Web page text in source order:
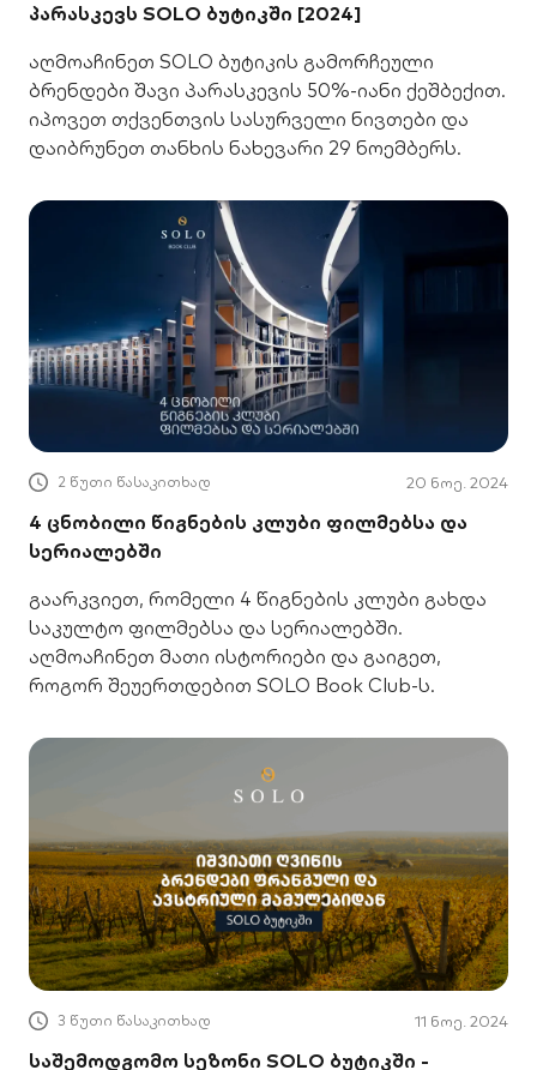
პარასკევს SOLO ბუტიკში [2024]
აღმოაჩინეთ SOLO ბუტიკის გამორჩეული
ბრენდები შავი პარასკევის 50%-იანი ქეშბექით.
იპოვეთ თქვენთვის სასურველი ნივთები და
დაიბრუნეთ თანხის ნახევარი 29 ნოემბერს.
2 წუთი წასაკითხად 20 ნოე. 2024
4 ცნობილი წიგნების კლუბი ფილმებსა და
სერიალებში
გაარკვიეთ, რომელი 4 წიგნების კლუბი გახდა
საკულტო ფილმებსა და სერიალებში.
აღმოაჩინეთ მათი ისტორიები და გაიგეთ,
როგორ შეუერთდებით SOLO Book Club-ს.
3 წუთი წასაკითხად 11 ნოე. 2024
საშემოდგომო სეზონი SOLO ბუტიკში -